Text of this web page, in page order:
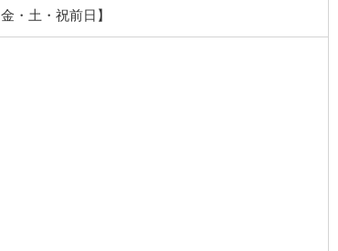
・土・祝前日】